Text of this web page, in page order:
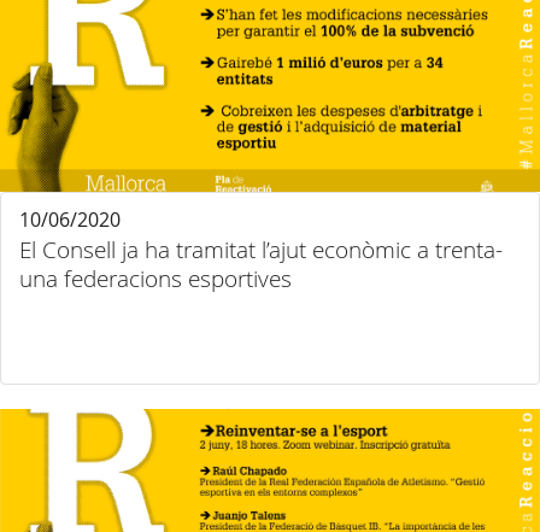
El Consell ja ha tramitat l’ajut econòmic a trenta-
una federacions esportives
10/06/2020